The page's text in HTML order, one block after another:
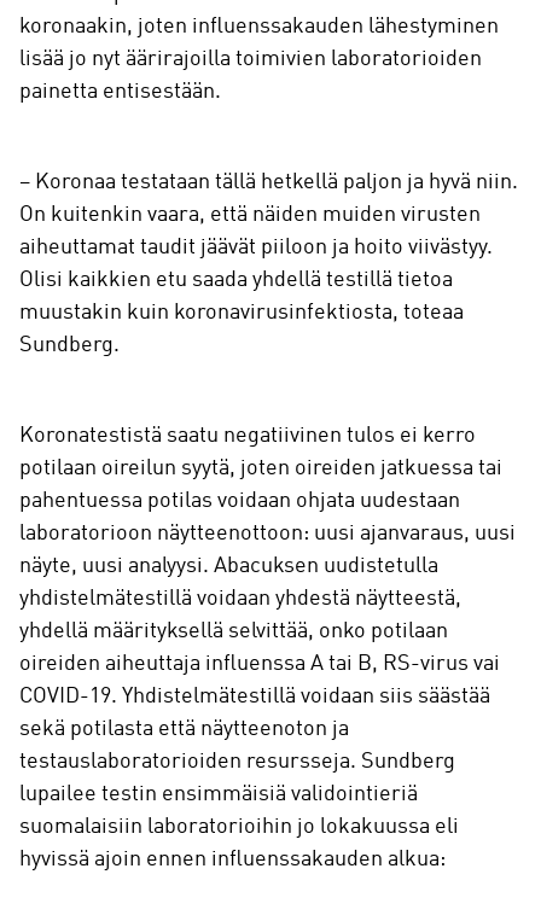
koronaakin, joten influenssakauden lähestyminen
lisää jo nyt äärirajoilla toimivien laboratorioiden
painetta entisestään.
– Koronaa testataan tällä hetkellä paljon ja hyvä niin.
On kuitenkin vaara, että näiden muiden virusten
aiheuttamat taudit jäävät piiloon ja hoito viivästyy.
Olisi kaikkien etu saada yhdellä testillä tietoa
muustakin kuin koronavirusinfektiosta, toteaa
Sundberg.
Koronatestistä saatu negatiivinen tulos ei kerro
potilaan oireilun syytä, joten oireiden jatkuessa tai
pahentuessa potilas voidaan ohjata uudestaan
laboratorioon näytteenottoon: uusi ajanvaraus, uusi
näyte, uusi analyysi. Abacuksen uudistetulla
yhdistelmätestillä voidaan yhdestä näytteestä,
yhdellä määrityksellä selvittää, onko potilaan
oireiden aiheuttaja influenssa A tai B, RS-virus vai
COVID-19. Yhdistelmätestillä voidaan siis säästää
sekä potilasta että näytteenoton ja
testauslaboratorioiden resursseja. Sundberg
lupailee testin ensimmäisiä validointieriä
suomalaisiin laboratorioihin jo lokakuussa eli
hyvissä ajoin ennen influenssakauden alkua: